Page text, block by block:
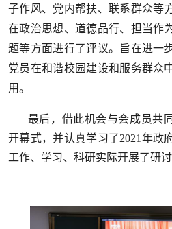
子作风、 党内帮扶、 联系群众等
在政治思想、 道德品行、 担当作
题等方面进行了评议。旨在进一
党员在和谐校园 建设和服务群众
用。
最后，借此机会与会成员共
开幕式，并认真学习了2021 年政
工作、学习、科研实际开展了研讨